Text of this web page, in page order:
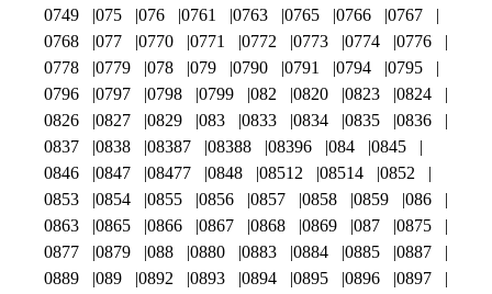
0749
075 076 0761 0763 0765 0766
0767
0768
077 0770 0771 0772 0773 0774
0776
0778
0779 078 079 0790 0791 0794
0795
0796
0797 0798 0799 082 0820 0823
0824
0826
0827 0829 083 0833 0834 0835
0836
0837
0838 08387 08388 08396 084
0845
0846
0847 08477 0848 08512 08514
0852
0853
0854 0855 0856 0857 0858 0859
086
0863
0865 0866 0867 0868 0869 087
0875
0877
0879 088 0880 0883 0884 0885
0887
0889
089 0892 0893 0894 0895 0896
0897